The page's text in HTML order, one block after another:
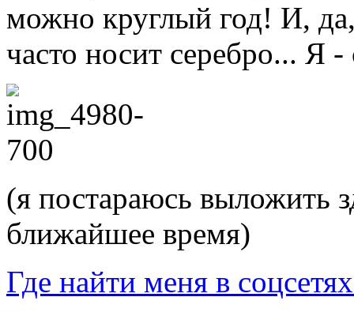
можно круглый год! И,
часто носит серебро... Я
(я постараюсь выложить
ближайшее время)
Где найти меня в